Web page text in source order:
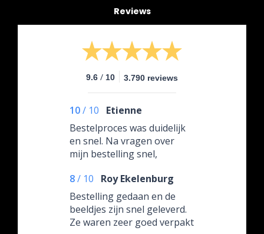
Reviews
9.6 / 10 3.790 reviews
10/ 10
Etienne
Bestelproces was duidelijk
en snel. Na vragen over
mijn bestelling snel,
vriendelijk te woord
gestaan met de juiste
informatie. Het product was
uiterst netjes verpakt,
waarvoor complimenten!
8/ 10
Roy Ekelenburg
Bestelling gedaan en de
beeldjes zijn snel geleverd.
Ze waren zeer goed verpakt